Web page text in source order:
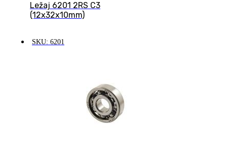
Ležaj 6201 2RS C3
(12x32x10mm)
SKU: 6201